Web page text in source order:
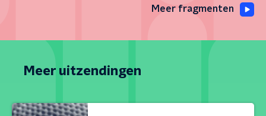
Meer fragmenten
Meer uitzendingen